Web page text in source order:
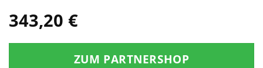
343,20 €
ZUM PARTNERSHOP